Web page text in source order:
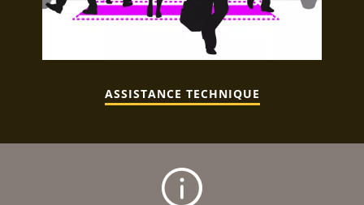
ASSISTANCE TECHNIQUE